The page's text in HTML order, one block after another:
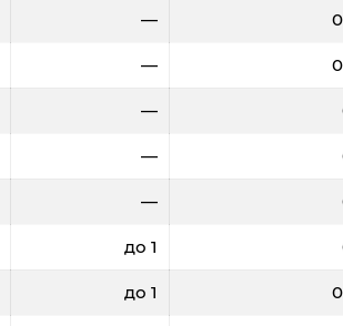
—
—
—
—
—
до 1
до 1